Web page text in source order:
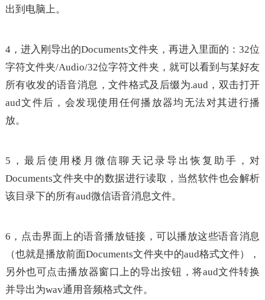
出到电脑上。
4，进入刚导出的Documents文件夹，再进入里面的：32位
字符文件夹/Audio/32位字符文件夹，就可以看到与某好友
所有收发的语音消息，文件格式及后缀为.aud，双击打开
aud文件后，会发现使用任何播放器均无法对其进行播
放。
5，最后使用楼月微信聊天记录导出恢复助手，对
Documents文件夹中的数据进行读取，当然软件也会解析
该目录下的所有aud微信语音消息文件。
6，点击界面上的语音播放链接，可以播放这些语音消息
（也就是播放前面Documents文件夹中的aud格式文件），
另外也可点击播放器窗口上的导出按钮，将aud文件转换
并导出为wav通用音频格式文件。